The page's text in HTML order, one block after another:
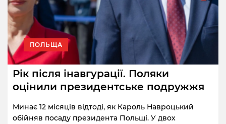
ПОЛЬЩА
Рік після інавгурації. Поляки
оцінили президентське подружжя
Минає 12 місяців відтоді, як Кароль Навроцький
обійняв посаду президента Польщі. У двох